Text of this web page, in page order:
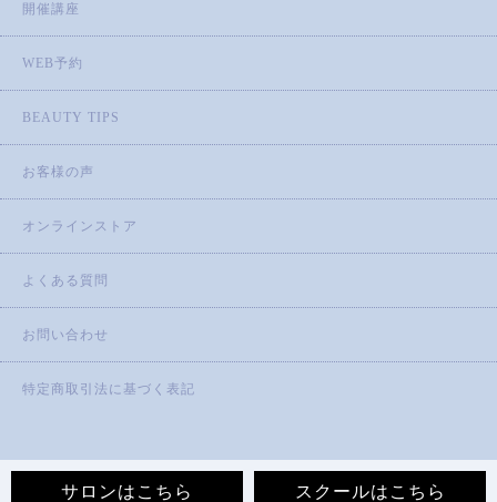
スクールはこちら
サロンはこちら
開催講座
WEB予約
BEAUTY TIPS
お客様の声
オンラインストア
よくある質問
お問い合わせ
特定商取引法に基づく表記